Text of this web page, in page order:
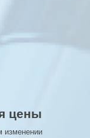
цены
изменении